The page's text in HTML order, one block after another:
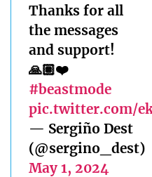
Thanks for all
the messages
and support!
🙏🏽❤️
#beastmode
pic.twitter.com/
— Sergiño Dest
(@sergino_dest)
May 1, 2024